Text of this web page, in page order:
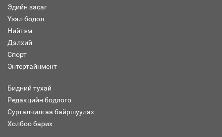
Эдийн засаг
Үзэл бодол
Нийгэм
Дэлхий
Спорт
Энтертайнмент
Бидний тухай
Редакцийн бодлого
Сурталчилгаа байршуулах
Холбоо барих